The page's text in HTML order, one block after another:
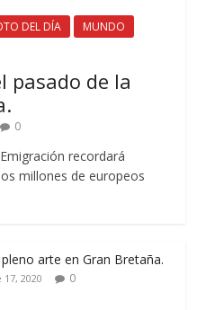
DEL DÍA
MUNDO
pasado de la
0
recordará
millones de europeos
arte en Gran Bretaña.
2020 0